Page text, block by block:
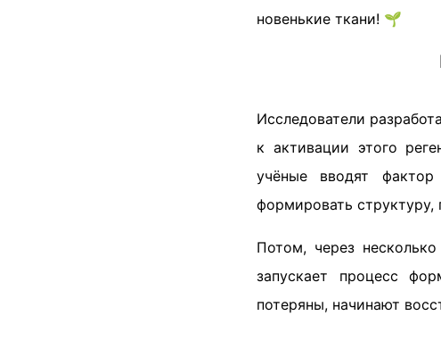
новенькие ткани! 🌱
Исследователи
к активации этого
учёные вводят
формировать
Потом, через
запускает процесс
потеряны, начинают